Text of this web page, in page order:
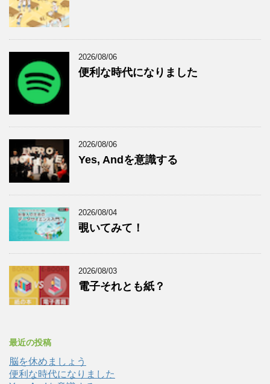
2026/08/06
便利な時代になりました
2026/08/06
Yes, Andを意識する
2026/08/04
覗いてみて！
2026/08/03
電子それとも紙？
最近の投稿
脳を休めましょう
便利な時代になりました